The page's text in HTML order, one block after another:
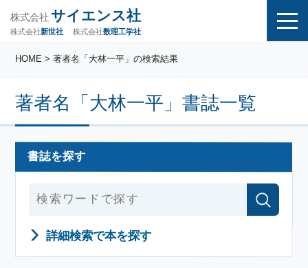
株式会社 サイエンス社
株式会社新世社 株式会社数理工学社
著者名「大林一平」書誌一覧
HOME > 著者名「大林一平」の検索結果
書誌を探す
詳細検索で本を探す